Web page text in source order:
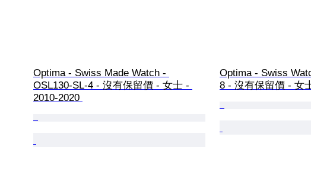
Optima - Swiss Made Watch -
OSL130-SL-4 - 沒有保留價 - 女士 -
2010-2020
Optima - Swiss
8 - 沒有保留價 - 女